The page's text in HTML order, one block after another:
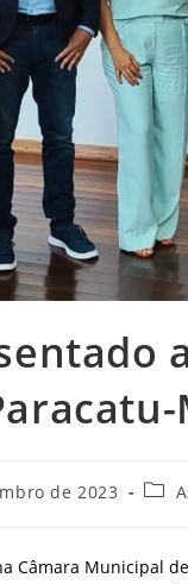
de 2023
Câmara Municipal